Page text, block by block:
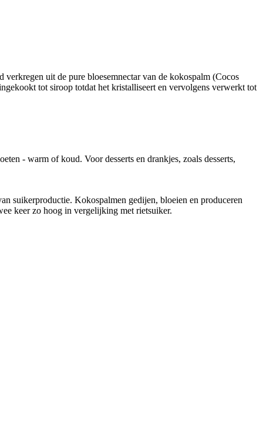
uit de pure bloesemnectar van de kokospalm (Cocos
tot siroop totdat het kristalliseert en vervolgens verwerkt tot
- warm of koud. Voor desserts en drankjes, zoals desserts,
suikerproductie. Kokospalmen gedijen, bloeien en produceren
keer zo hoog in vergelijking met rietsuiker.